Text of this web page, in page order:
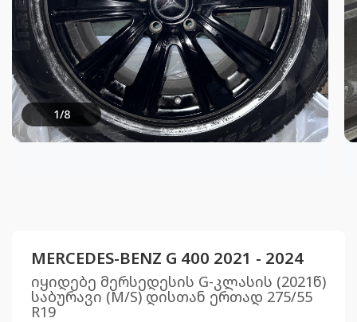
1/8
MERCEDES-BENZ G 400 2021 - 2024
იყიდებე მერსედესის G-კლასის (2021წ)
საბურავი (M/S) დისთან ერთად 275/55
R19